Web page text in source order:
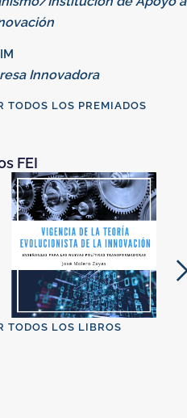
Innovadora
TODOS LOS PREMIADOS
FEI
TODOS LOS LIBROS